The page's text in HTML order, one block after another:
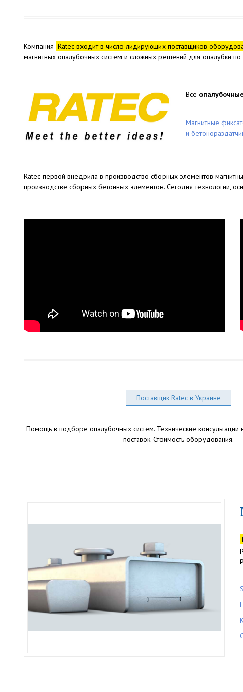
Компания Ratec входит в число лидирующих поставщиков
магнитных опалубочных систем и сложных решений для опалубки
Все
Магнитные
и
Ratec первой внедрила в производство сборных элементов
производстве сборных бетонных элементов. Сегодня технологии,
Поставщик Ratec в Украине
Помощь в подборе опалубочных систем. Технические консультации
поставок. Стоимость оборудования.